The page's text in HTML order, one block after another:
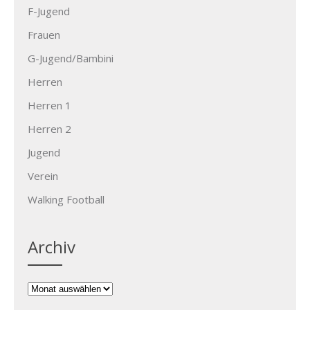
F-Jugend
Frauen
G-Jugend/Bambini
Herren
Herren 1
Herren 2
Jugend
Verein
Walking Football
Archiv
Archiv